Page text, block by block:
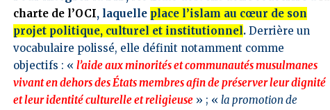
charte de l’OCI, laquelle place l’islam au cœur de son
projet politique, culturel et institutionnel. Derrière un
vocabulaire polissé, elle définit notamment comme
objectifs : « l’aide aux minorités et communautés musulmanes
vivant en dehors des États membres afin de préserver leur dignité
et leur identité culturelle et religieuse » ; «la promotion de